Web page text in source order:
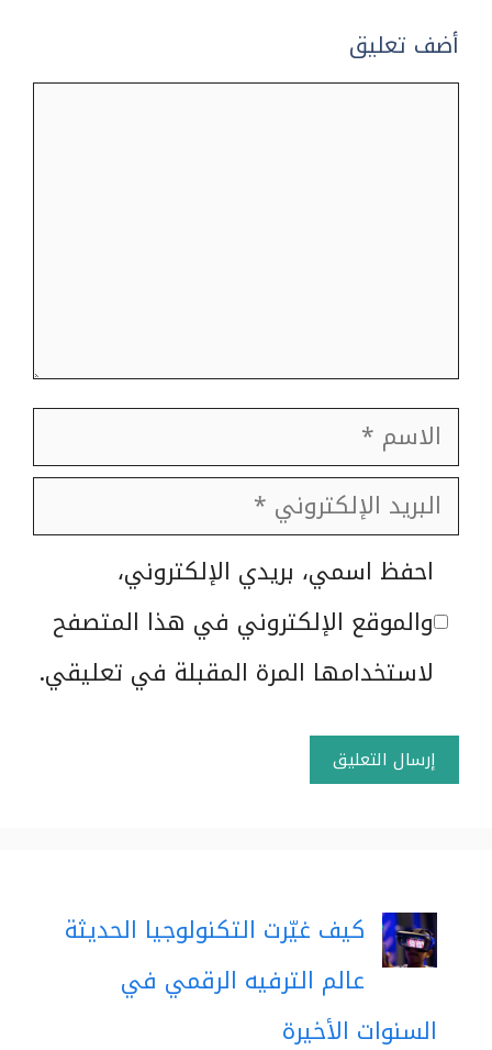
أضف تعليق
الاسم
البريد
الإلكتروني
الموقع
الإلكتروني
احفظ اسمي، بريدي الإلكتروني،
والموقع الإلكتروني في هذا المتصفح
لاستخدامها المرة المقبلة في تعليقي.
كيف غيّرت التكنولوجيا الحديثة
عالم الترفيه الرقمي في
السنوات الأخيرة